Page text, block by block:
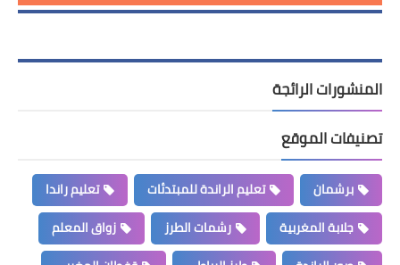
المنشورات الرائجة
تصنيفات الموقع
برشمان تعليم الراندة للمبتدئات
تعليم راندا
جلابة المغربية
رشمات الطرز
زواق المعلم